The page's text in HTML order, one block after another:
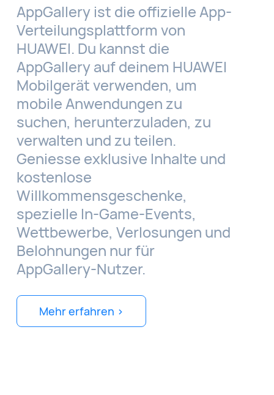
AppGallery ist die offizielle App-
Verteilungsplattform von
HUAWEI. Du kannst die
AppGallery auf deinem HUAWEI
Mobilgerät verwenden, um
mobile Anwendungen zu
suchen, herunterzuladen, zu
verwalten und zu teilen.
Geniesse exklusive Inhalte und
kostenlose
Willkommensgeschenke,
spezielle In-Game-Events,
Wettbewerbe, Verlosungen und
Belohnungen nur für
AppGallery-Nutzer.
Mehr erfahren >